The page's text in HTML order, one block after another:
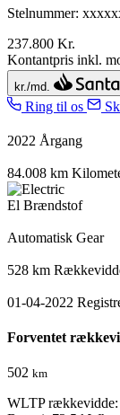
Stelnummer:
237.800 Kr.
Kontantpris inkl.
kr./md.
Ring til os
2022 Årgang
84.008 km
El Brændstof
Automatisk Gear
528 km
01-04-2022
Forventet
502 km
WLTP